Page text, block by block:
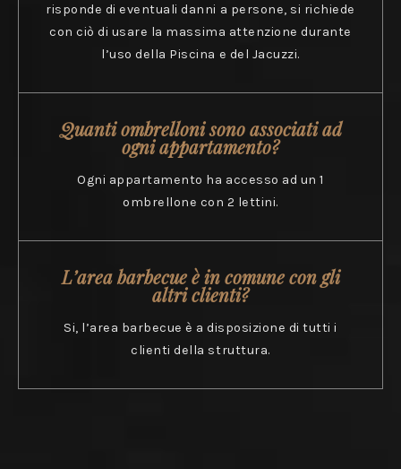
risponde di eventuali danni a persone, si richiede
con ciò di usare la massima attenzione durante
l’uso della Piscina e del Jacuzzi.
Quanti ombrelloni sono associati ad
ogni appartamento?
Ogni appartamento ha accesso ad un 1
ombrellone con 2 lettini.
L’area barbecue è in comune con gli
altri clienti?
Si, l’area barbecue è a disposizione di tutti i
clienti della struttura.